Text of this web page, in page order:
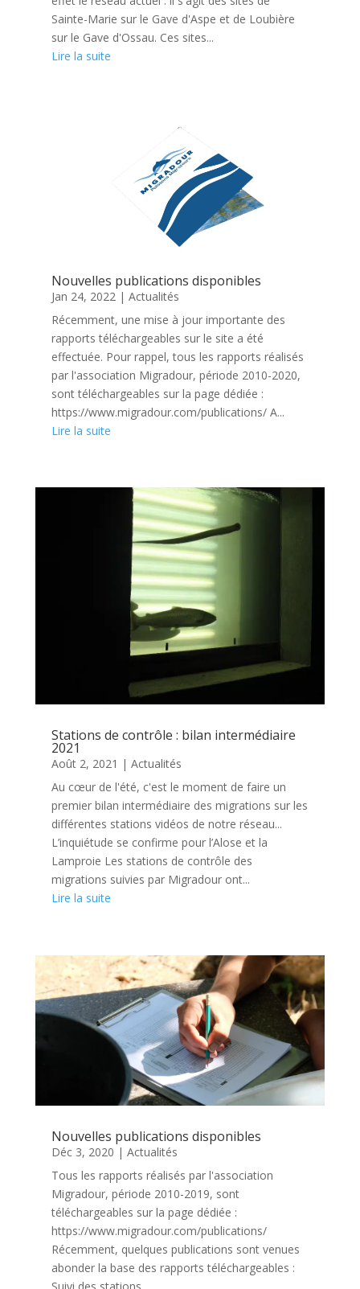
Sainte-Marie sur le Gave d'Aspe et de Loubière
sur le Gave d'Ossau. Ces sites...
Lire la suite
Nouvelles publications disponibles
Jan 24, 2022| Actualités
Récemment, une mise à jour importante des
rapports téléchargeables sur le site a été
effectuée. Pour rappel, tous les rapports réalisés
par l'association Migradour, période 2010-2020,
sont téléchargeables sur la page dédiée :
https://www.migradour.com/publications/ A...
Lire la suite
Stations de contrôle : bilan intermédiaire
2021
Août 2, 2021 | Actualités
Au cœur de l'été, c'est le moment de faire un
premier bilan intermédiaire des migrations sur les
différentes stations vidéos de notre réseau...
L’inquiétude se confirme pour l’Alose et la
Lamproie Les stations de contrôle des
migrations suivies par Migradour ont...
Lire la suite
Nouvelles publications disponibles
Déc 3, 2020 | Actualités
Tous les rapports réalisés par l'association
Migradour, période 2010-2019, sont
téléchargeables sur la page dédiée :
https://www.migradour.com/publications/
Récemment, quelques publications sont venues
abonder la base des rapports téléchargeables :